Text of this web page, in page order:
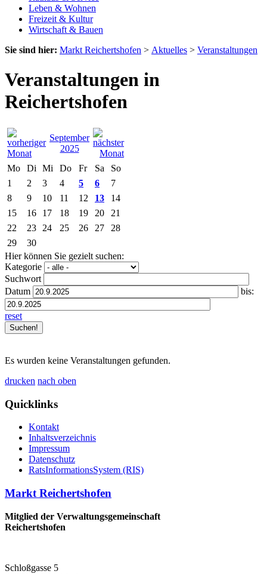
Leben & Wohnen
Freizeit & Kultur
Wirtschaft & Bauen
Sie sind hier: Markt Reichertshofen > Aktuelles > Veranstaltungen
Veranstaltungen in
Reichertshofen
September
2025
Mo
Di Mi Do Fr Sa
So
1
2 3 4 5 6
7
8
9 10 11 12 13
14
15
16 17 18 19 20
21
22
23 24 25 26 27
28
29
30
Hier können Sie gezielt suchen:
Kategorie
Suchwort
Datum
bis:
reset
Es wurden keine Veranstaltungen gefunden.
drucken nach oben
Quicklinks
Kontakt
Inhaltsverzeichnis
Impressum
Datenschutz
RatsInformationsSystem (RIS)
Markt Reichertshofen
Mitglied der Verwaltungsgemeinschaft
Reichertshofen
Schloßgasse 5